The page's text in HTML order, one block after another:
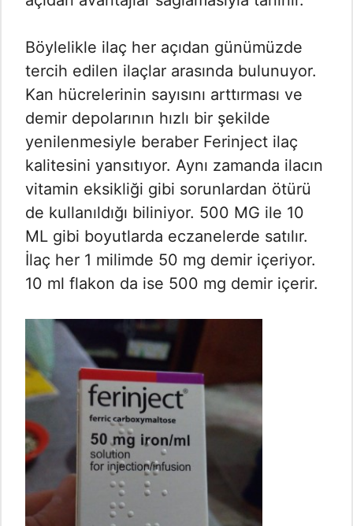
Böylelikle ilaç her açıdan günümüzde
tercih edilen ilaçlar arasında bulunuyor.
Kan hücrelerinin sayısını arttırması ve
demir depolarının hızlı bir şekilde
yenilenmesiyle beraber Ferinject ilaç
kalitesini yansıtıyor. Aynı zamanda ilacın
vitamin eksikliği gibi sorunlardan ötürü
de kullanıldığı biliniyor. 500 MG ile 10
ML gibi boyutlarda eczanelerde satılır.
İlaç her 1 milimde 50 mg demir içeriyor.
10 ml flakon da ise 500 mg demir içerir.